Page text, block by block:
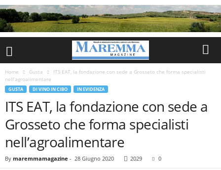
Home Gusta
ITS EAT, la fondazione con sede a Grosseto che forma specialisti
nell’agroalimentare
GUSTA DI VINO IN CIBO IN EVIDENZA
ITS EAT, la fondazione con sede a
Grosseto che forma specialisti
nell’agroalimentare
By maremmamagazine - 28 Giugno 2020 2029 0